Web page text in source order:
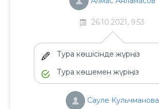
26.10.2021, 9:53
Тура көшісінде жүрңіз
Тура көшемен жүріңіз
Сауле Кульчманова